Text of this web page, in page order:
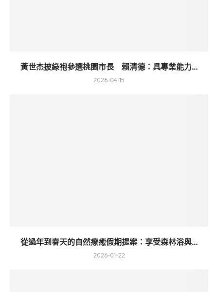
黃世杰披綠袍參選桃園市長 賴清德：具專業能力...
2026-04-15
從過年到春天的自然療癒假期提案：享受森林浴與...
2026-01-22